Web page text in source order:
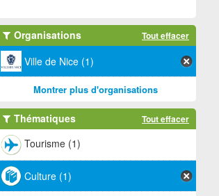
Organisations Tout effacer
Ville de Nice (1)
Montrer plus d'organisations
Thématiques Tout effacer
Tourisme (1)
Culture (1)